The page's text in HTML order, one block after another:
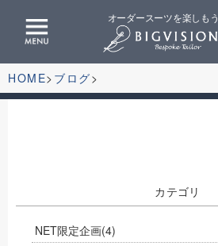
オーダースーツを楽しもう
HOME ブログ
カテゴリ
NET限定企画(4)